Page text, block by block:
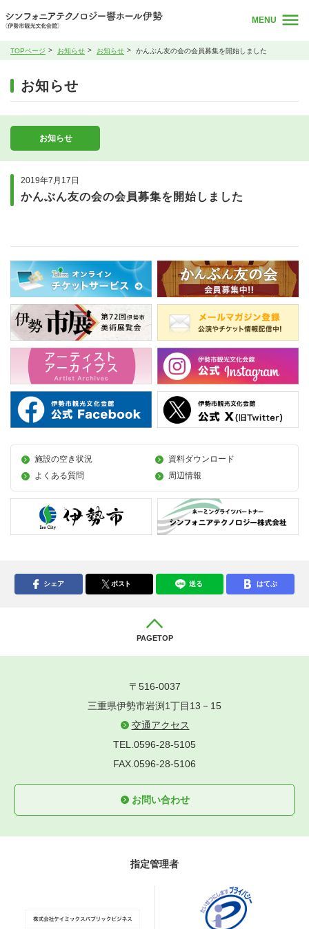
MENU
TOPページ お知らせ お知らせ かんぶん友の会の会員募集を開始しました
お知らせ
お知らせ
2019年7月17日
かんぶん友の会の会員募集を開始しました
施設の空き状況
資料ダウンロード
よくある質問
周辺情報
シェア ポスト 送る はてぶ
PAGETOP
〒516-0037
三重県伊勢市岩渕1丁目13－15
交通アクセス
TEL.0596-28-5105
FAX.0596-28-5106
お問い合わせ
指定管理者